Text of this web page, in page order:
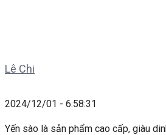
Lê Chi
2024/12/01 - 6:58:31
Yến sào là sản phẩm cao cấp, giàu